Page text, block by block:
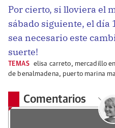
Por cierto, si lloviera el
sábado siguiente, el día
sea necesario este
suerte!
TEMAS elisa carreto, mercadillo
de benalmadena, puerto marina
Comentarios